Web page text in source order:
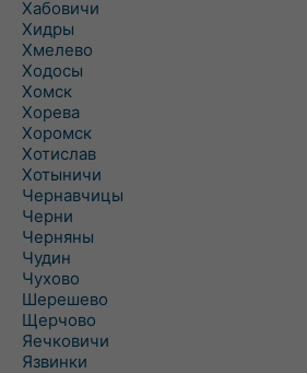
Хабовичи
Хидры
Хмелево
Ходосы
Хомск
Хорева
Хоромск
Хотислав
Хотыничи
Чернавчицы
Черни
Черняны
Чудин
Чухово
Шерешево
Щерчово
Яечковичи
Язвинки